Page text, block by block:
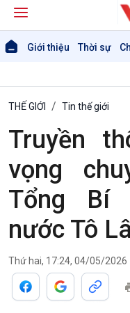
Giới thiệu Thời sự
THẾ GIỚI Tin thế giới
Truyền
vọng
Tổng Bí
nước Tô
Thứ hai, 17:24, 04/05/2026